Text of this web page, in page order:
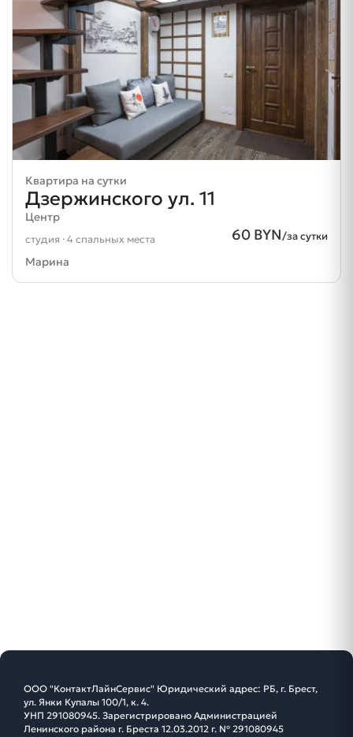
Квартира на сутки
Дзержинского ул. 11
Центр
60 BYN/за сутки
студия · 4 спальных места
Марина
ООО "КонтактЛайнСервис" Юридический адрес: РБ, г. Брест,
ул. Янки Купалы 100/1, к. 4.
УНП 291080945. Зарегистрировано Администрацией
Ленинского района г. Бреста 12.03.2012 г. № 291080945